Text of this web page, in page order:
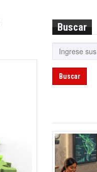
Buscar
Buscar